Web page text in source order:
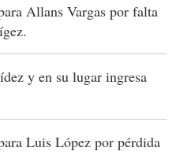
Allans Vargas por falta
y en su lugar ingresa
Luis López por pérdida